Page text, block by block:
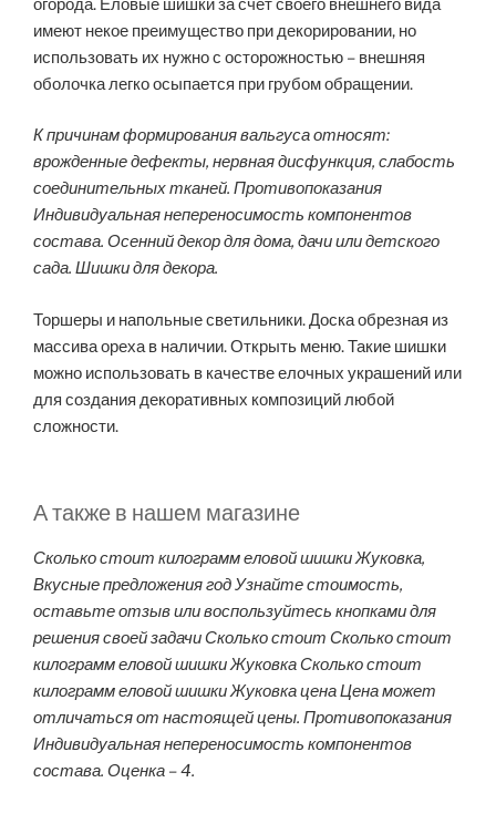
огорода. Еловые шишки за счет своего внешнего вида
имеют некое преимущество при декорировании, но
использовать их нужно с осторожностью – внешняя
оболочка легко осыпается при грубом обращении.
К причинам формирования вальгуса относят:
врожденные дефекты, нервная дисфункция, слабость
соединительных тканей. Противопоказания
Индивидуальная непереносимость компонентов
состава. Осенний декор для дома, дачи или детского
сада. Шишки для декора.
Торшеры и напольные светильники. Доска обрезная из
массива ореха в наличии. Открыть меню. Такие шишки
можно использовать в качестве елочных украшений или
для создания декоративных композиций любой
сложности.
А также в нашем магазине
Сколько стоит килограмм еловой шишки Жуковка,
Вкусные предложения год Узнайте стоимость,
оставьте отзыв или воспользуйтесь кнопками для
решения своей задачи Сколько стоит Сколько стоит
килограмм еловой шишки Жуковка Сколько стоит
килограмм еловой шишки Жуковка цена Цена может
отличаться от настоящей цены. Противопоказания
Индивидуальная непереносимость компонентов
состава. Оценка – 4.